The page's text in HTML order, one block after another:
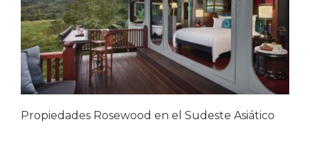
Propiedades Rosewood en el Sudeste Asiático